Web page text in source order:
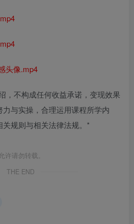
头像.mp4
，不构成任何收益承诺，变现效果
与实操，合理运用课程所学内
规则与相关法律法规。*
请勿转载。
THE END